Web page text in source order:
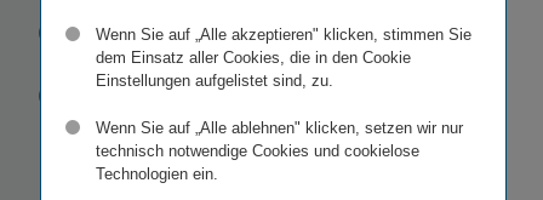
Corporate
Conference
STICHWORTE
IR KONFERENZEN
Wenn Sie auf „Alle akzeptieren" klicken, stimmen Sie
dem Einsatz aller Cookies, die in den Cookie
Einstellungen aufgelistet sind, zu.
Wenn Sie auf „Alle ablehnen" klicken, setzen wir nur
technisch notwendige Cookies und cookielose
Technologien ein.